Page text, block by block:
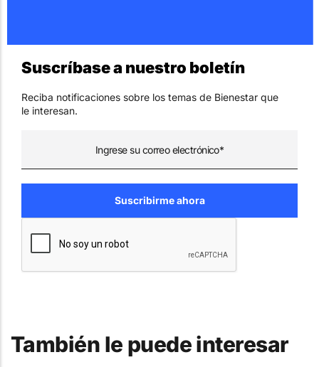
Suscríbase a nuestro boletín
Reciba notificaciones sobre los temas de Bienestar que
le interesan.
También le puede interesar